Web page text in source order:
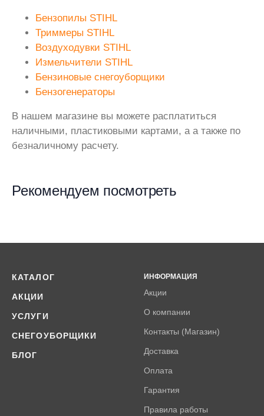
Бензопилы STIHL
Триммеры STIHL
Воздуходувки STIHL
Измельчители STIHL
Бензиновые снегоуборщики
Бензогенераторы
В нашем магазине вы можете расплатиться
наличными, пластиковыми картами, а а также по
безналичному расчету.
Рекомендуем посмотреть
КАТАЛОГ
АКЦИИ
УСЛУГИ
СНЕГОУБОРЩИКИ
БЛОГ
ИНФОРМАЦИЯ
Акции
О компании
Контакты (Магазин)
Доставка
Оплата
Гарантия
Правила работы